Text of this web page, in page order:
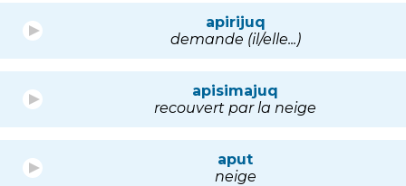
apirijuq
demande (il/elle...)
apisimajuq
recouvert par la neige
aput
neige